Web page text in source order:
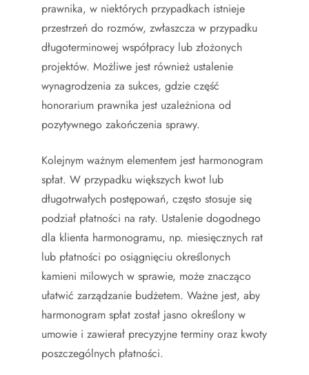
prawnika, w niektórych przypadkach istnieje
przestrzeń do rozmów, zwłaszcza w przypadku
długoterminowej współpracy lub złożonych
projektów. Możliwe jest również ustalenie
wynagrodzenia za sukces, gdzie część
honorarium prawnika jest uzależniona od
pozytywnego zakończenia sprawy.
Kolejnym ważnym elementem jest harmonogram
spłat. W przypadku większych kwot lub
długotrwałych postępowań, często stosuje się
podział płatności na raty. Ustalenie dogodnego
dla klienta harmonogramu, np. miesięcznych rat
lub płatności po osiągnięciu określonych
kamieni milowych w sprawie, może znacząco
ułatwić zarządzanie budżetem. Ważne jest, aby
harmonogram spłat został jasno określony w
umowie i zawierał precyzyjne terminy oraz kwoty
poszczególnych płatności.